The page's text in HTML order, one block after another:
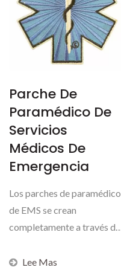
Parche De
Paramédico De
Servicios
Médicos De
Emergencia
Los parches de paramédico
de EMS se crean
completamente a través de
Lee Mas